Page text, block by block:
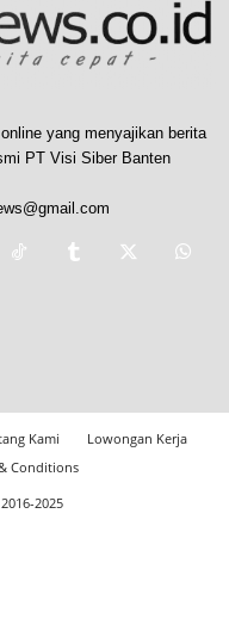
yang menyajikan berita
PT Visi Siber Banten
Kami
Lowongan Kerja
Conditions
2025